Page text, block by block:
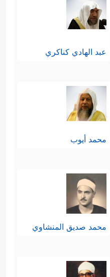
عبد الهادي كناكري
محمد أيوب
محمد صديق المنشاوي